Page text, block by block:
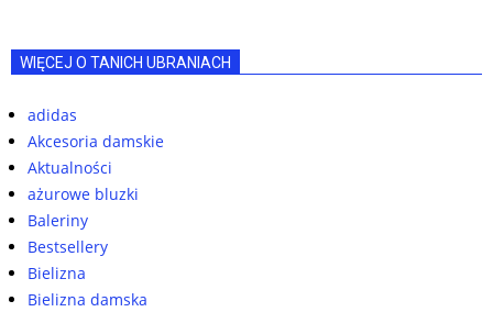
WIĘCEJ O TANICH UBRANIACH
adidas
Akcesoria damskie
Aktualności
ażurowe bluzki
Baleriny
Bestsellery
Bielizna
Bielizna damska